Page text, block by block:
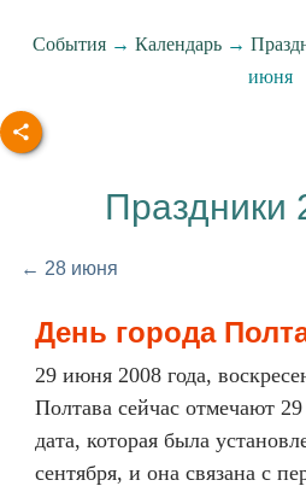
События → Календарь →
июня
Праздники
← 28 июня
День города
29 июня 2008 года,
Полтава сейчас отмечают
дата, которая была
сентября, и она связана с